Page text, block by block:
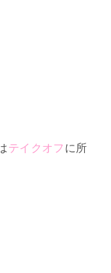
テイクオフ に所